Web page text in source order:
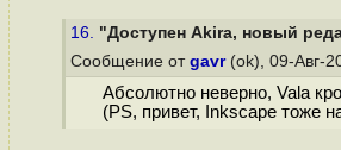
16. "Доступен Akira, новый
Сообщение от gavr(ok), 09-Авг-
Абсолютно неверно, Vala
(PS, привет, Inkscape тоже